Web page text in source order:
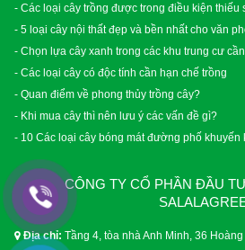
- Các loại cây trồng được trong điều kiện thiếu
- 5 loại cây nội thất đẹp và bền nhất cho văn
- Chọn lựa cây xanh trong các khu trung cư
- Các loại cây có độc tính cần hạn chế trồng
- Quan điểm về phong thủy trồng cây?
- Khi mua cây thì nên lưu ý các vấn đề gì?
- 10 Các loại cây bóng mát đường phố khuyến
CÔNG TY CỔ PHẦN ĐẦU
Địa chỉ: Tầng 4, tòa nhà Anh Minh, 36